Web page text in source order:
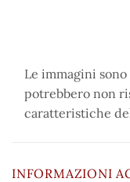
Le immagini
potrebbero non
caratteristiche
INFORMAZIONI